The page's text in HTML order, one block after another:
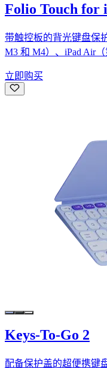
Folio Touch for
带触控板的背光键盘保
M3 和 M4）、iPad Air（
立即购买
Keys-To-Go 2
配备保护盖的超便携键